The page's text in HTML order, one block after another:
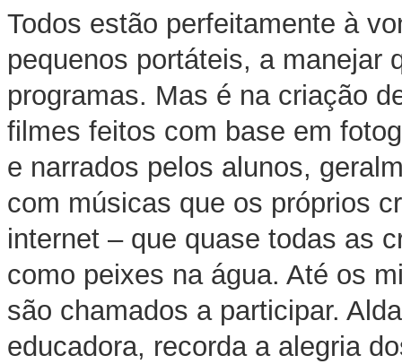
Todos estão perfeitamente à
pequenos portáteis, a manejar
programas. Mas é na criação
filmes feitos com base em
e narrados pelos alunos,
com músicas que os próprios
internet – que quase todas as
como peixes na água. Até os
são chamados a participar.
educadora, recorda a alegria